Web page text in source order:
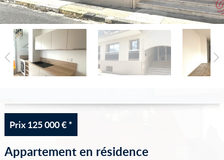
Vous vendez votre bien
Notre agence
Accès propriétaire
Prix125 000 €*
Appartement en résidence